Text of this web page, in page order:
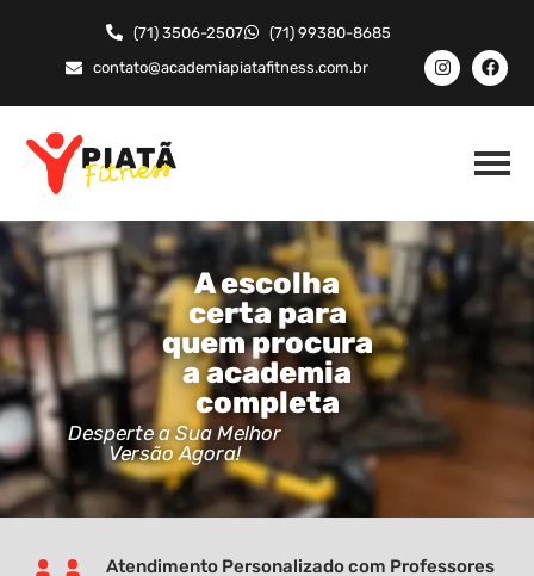
(71) 3506-2507
(71) 99380-8685
contato@academiapiatafitness.com.br
A escolha
certa para
quem procura
a academia
completa
Desperte a Sua Melhor
Versão Agora!
Atendimento Personalizado com Professores